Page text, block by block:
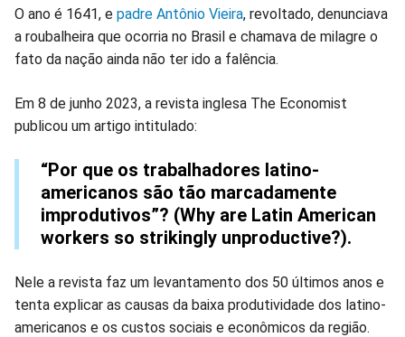
O ano é 1641, e padre Antônio Vieira, revoltado, denunciava
a roubalheira que ocorria no Brasil e chamava de milagre o
fato da nação ainda não ter ido a falência.
Em 8 de junho 2023, a revista inglesa The Economist
publicou um artigo intitulado:
“Por que os trabalhadores latino-
americanos são tão marcadamente
improdutivos”? (Why are Latin American
workers so strikingly unproductive?).
Nele a revista faz um levantamento dos 50 últimos anos e
tenta explicar as causas da baixa produtividade dos latino-
americanos e os custos sociais e econômicos da região.